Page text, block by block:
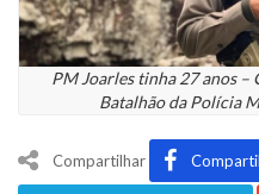
PM Joarles tinha 27 anos –
Batalhão da Polícia
Compartilhar